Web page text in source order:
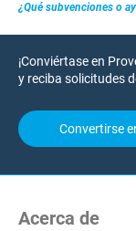
¿Qué subvenciones o
¡Conviértase en
y reciba solicitudes
Convertirse
Acerca de